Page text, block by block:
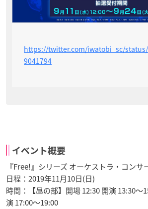
https://twitter.com/iwatobi_sc/status/
9041794
イベント概要
『Free!』シリーズ オーケストラ・コンサ
日程：2019年11月10日(日)
時間：【昼の部】開場 12:30 開演 13:30～
演 17:00～19:00